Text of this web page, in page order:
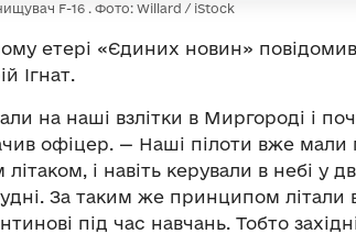
F-16 . Фото: Willard / iStock
етері «Єдиних новин»
Ігнат.
на наші взлітки в Миргороді і
офіцер. — Наші пілоти вже мали
і навіть керували в небі у
За таким же принципом літали
під час навчань. Тобто